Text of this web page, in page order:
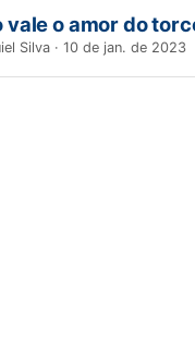
vale o amor do
Silva · 10 de jan. de 2023